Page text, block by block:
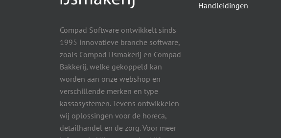
Compad Software ontwikkelt sinds
1995 innovatieve branche software,
zoals Compad IJsmakerij en Compad
Bakkerij, welke gekoppeld kan
worden aan onze webshop en
verschillende merken en type
kassasystemen. Tevens ontwikkelen
wij oplossingen voor de horeca,
detailhandel en de zorg. Voor meer
Handleidingen